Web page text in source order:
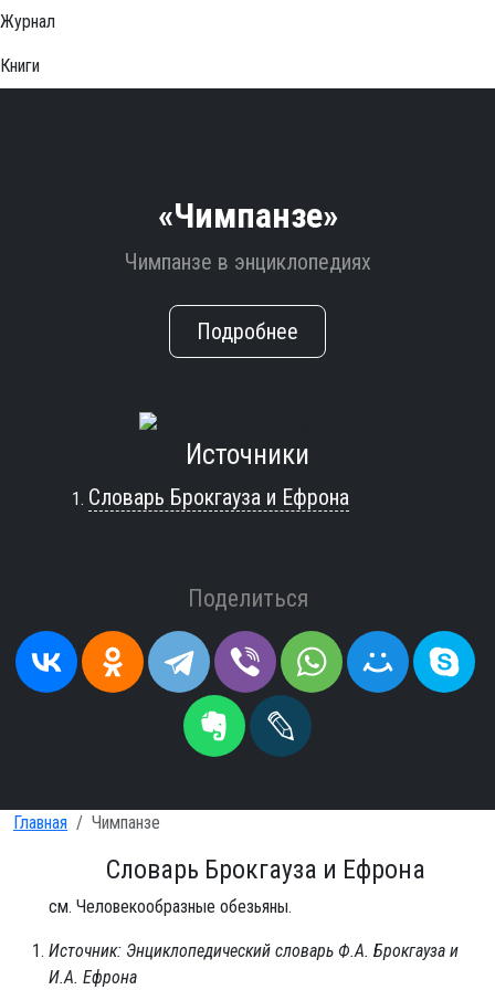
Журнал
Книги
«Чимпанзе»
Чимпанзе в энциклопедиях
Подробнее
Источники
Словарь Брокгауза и Ефрона
Поделиться
Главная Чимпанзе
Словарь Брокгауза и Ефрона
см. Человекообразные обезьяны.
Источник: Энциклопедический словарь Ф.А. Брокгауза и
И.А. Ефрона